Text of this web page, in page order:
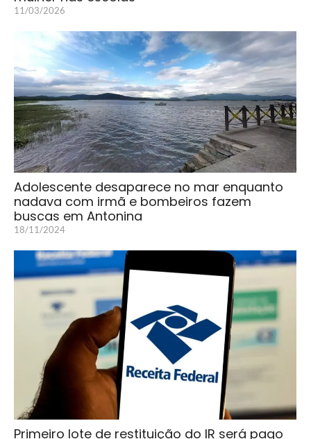
11/03/2026
Adolescente desaparece no mar enquanto
nadava com irmã e bombeiros fazem
buscas em Antonina
18/11/2024
Primeiro lote de restituição do IR será pago